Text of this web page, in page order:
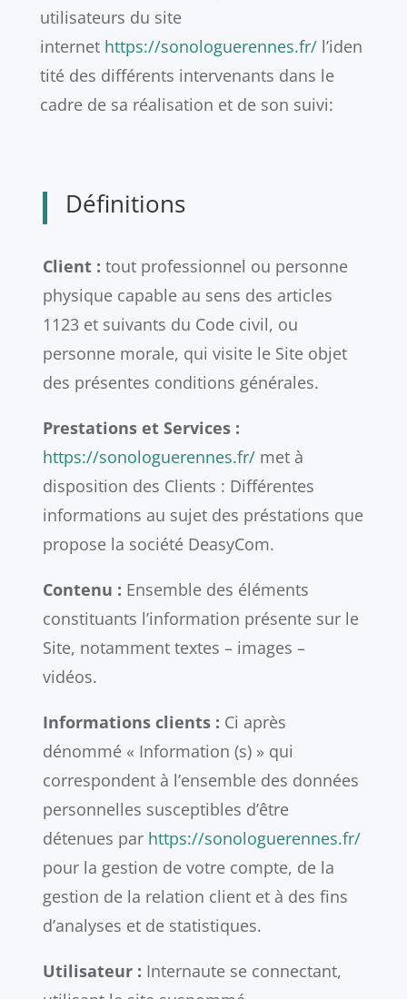
utilisateurs du site
internet https://sonologuerennes.fr/l’iden
tité des différents intervenants dans le
cadre de sa réalisation et de son suivi:
Définitions
Client : tout professionnel ou personne
physique capable au sens des articles
1123 et suivants du Code civil, ou
personne morale, qui visite le Site objet
des présentes conditions générales.
Prestations et Services :
https://sonologuerennes.fr/ met à
disposition des Clients : Différentes
informations au sujet des préstations que
propose la société DeasyCom.
Contenu : Ensemble des éléments
constituants l’information présente sur le
Site, notamment textes – images –
vidéos.
Informations clients : Ci après
dénommé « Information (s) » qui
correspondent à l’ensemble des données
personnelles susceptibles d’être
détenues par https://sonologuerennes.fr/
pour la gestion de votre compte, de la
gestion de la relation client et à des fins
d’analyses et de statistiques.
Utilisateur : Internaute se connectant,